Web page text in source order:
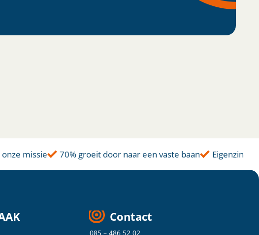
missie 70% groeit door naar een vaste baan Eigenzinnige
Contact
085 – 486 52 02